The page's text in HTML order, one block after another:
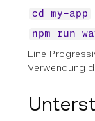
cd my-app
npm run
Eine
Verwendung